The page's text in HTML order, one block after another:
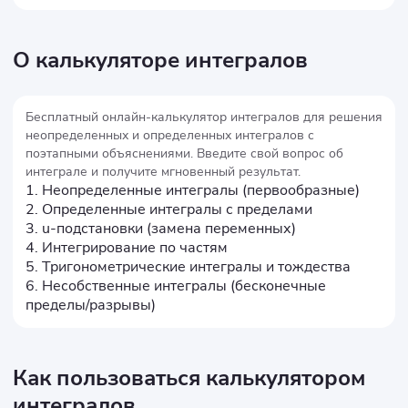
О калькуляторе интегралов
Бесплатный онлайн-калькулятор интегралов для решения
неопределенных и определенных интегралов с
поэтапными объяснениями. Введите свой вопрос об
интеграле и получите мгновенный результат.
1. Неопределенные интегралы (первообразные)
2. Определенные интегралы с пределами
3. u-подстановки (замена переменных)
4. Интегрирование по частям
5. Тригонометрические интегралы и тождества
6. Несобственные интегралы (бесконечные
пределы/разрывы)
Как пользоваться калькулятором